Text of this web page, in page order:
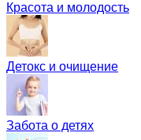
Красота и молодость
Детокс и очищение
Забота о детях